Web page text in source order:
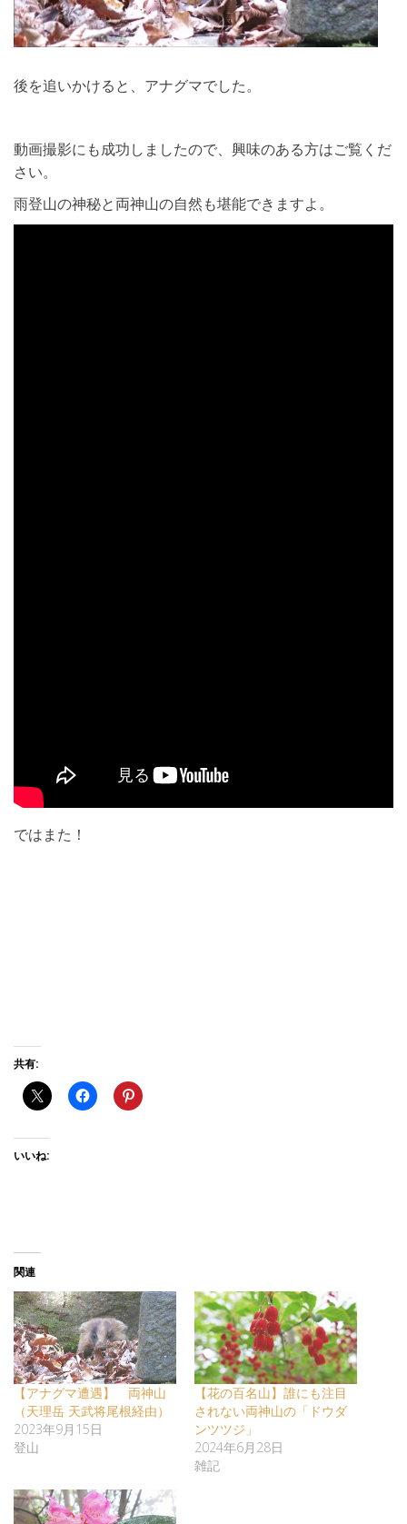
後を追いかけると、アナグマでした。
動画撮影にも成功しましたので、興味のある方はご覧くだ
さい。
雨登山の神秘と両神山の自然も堪能できますよ。
ではまた！
共有:
いいね:
関連
【アナグマ遭遇】 両神山
（天理岳 天武将尾根経由）
2023年9月15日
登山
【花の百名山】誰にも注目
されない両神山の「ドウダ
ンツツジ」
2024年6月28日
雑記